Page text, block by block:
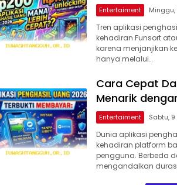
Entertaiment
Tren aplikasi
kehadiran Funsort
karena menjanjikan
hanya melalui…
Cara Cepat
Menarik
Entertaiment
Dunia aplikasi
kehadiran platform
pengguna. Berbeda
mengandalkan